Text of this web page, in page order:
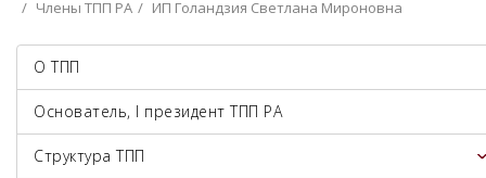
Члены ТПП РА
ИП Голандзия Светлана Мироновна
О ТПП
Основатель, I президент ТПП РА
Структура ТПП